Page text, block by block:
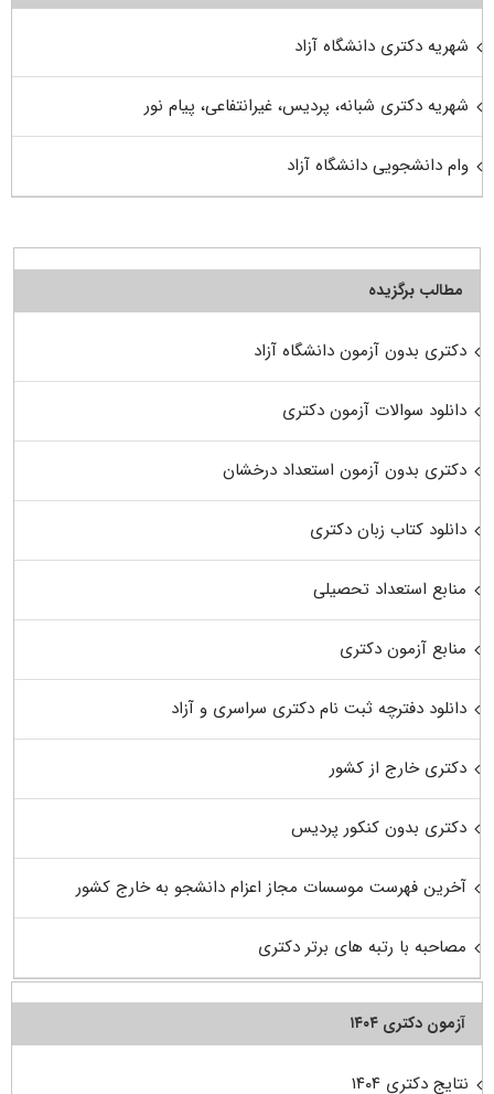
شهریه دکتری دانشگاه آزاد
شهریه دکتری شبانه، پردیس، غیرانتفاعی، پیام نور
وام دانشجویی دانشگاه آزاد
مطالب برگزیده
دکتری بدون آزمون دانشگاه آزاد
دانلود سوالات آزمون دکتری
دکتری بدون آزمون استعداد درخشان
دانلود کتاب زبان دکتری
منابع استعداد تحصیلی
منابع آزمون دکتری
دانلود دفترچه ثبت نام دکتری سراسری و آزاد
دکتری خارج از کشور
دکتری بدون کنکور پردیس
آخرین فهرست موسسات مجاز اعزام دانشجو به خارج کشور
مصاحبه با رتبه های برتر دکتری
آزمون دکتری ۱۴۰۴
نتایج دکتری ۱۴۰۴